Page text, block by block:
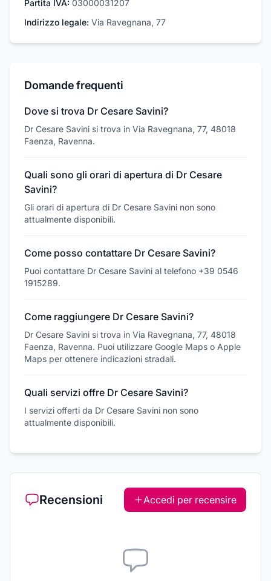
Partita IVA: 03000031207
Indirizzo legale: Via Ravegnana, 77
Domande frequenti
Dove si trova Dr Cesare Savini?
Dr Cesare Savini si trova in Via Ravegnana, 77, 48018
Faenza, Ravenna.
Quali sono gli orari di apertura di Dr Cesare
Savini?
Gli orari di apertura di Dr Cesare Savini non sono
attualmente disponibili.
Come posso contattare Dr Cesare Savini?
Puoi contattare Dr Cesare Savini al telefono +39 0546
1915289.
Come raggiungere Dr Cesare Savini?
Dr Cesare Savini si trova in Via Ravegnana, 77, 48018
Faenza, Ravenna. Puoi utilizzare Google Maps o Apple
Maps per ottenere indicazioni stradali.
Quali servizi offre Dr Cesare Savini?
I servizi offerti da Dr Cesare Savini non sono
attualmente disponibili.
Recensioni Accedi per recensire